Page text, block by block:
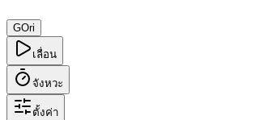
GOri
เลื่อน
จังหวะ
ตั้งค่า